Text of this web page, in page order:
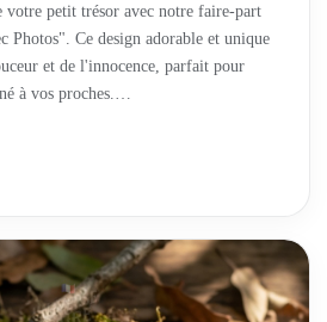
votre petit trésor avec notre faire-part
Photos". Ce design adorable et unique
et de l'innocence, parfait pour
à vos proches.…